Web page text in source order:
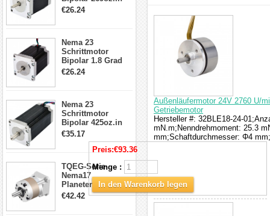
2,8A 57x57x76mm
€26.24
Nema 23
Schrittmotor
Bipolar 1.8 Grad
1.9Nm 3A 3.36V 4
€26.24
Nema 23
Schrittmotor
Bipolar 425oz.in
4.2A 57x57x114mm
4 Draht Hybrid
Schrittmotor
€35.17
TQEG-Serie
Nema17
Planetengetriebe
5:1 Spiel 15Arc-
€42.42
interessieren
Außenläufermotor 24V 2760 U/
Getriebemotor
Hersteller #: 32BLE18-24-
mN.m;Nenndrehmoment: 25.3
mm;Schaftdurchmesser: Φ4
Preis:€93.36
Menge :
In den Warenkorb legen